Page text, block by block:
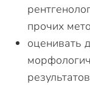
прочих
оценивать